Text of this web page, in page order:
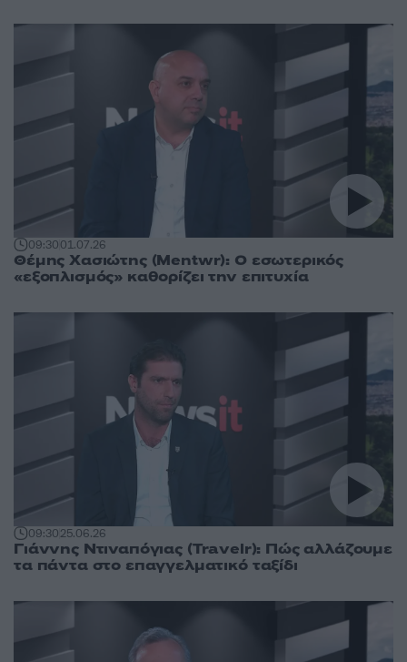
09:3001.07.26
Θέμης Χασιώτης (Mentwr): Ο εσωτερικός
«εξοπλισμός» καθορίζει την επιτυχία
09:3025.06.26
Γιάννης Ντιναπόγιας (Travelr): Πώς αλλάζουμε
τα πάντα στο επαγγελματικό ταξίδι